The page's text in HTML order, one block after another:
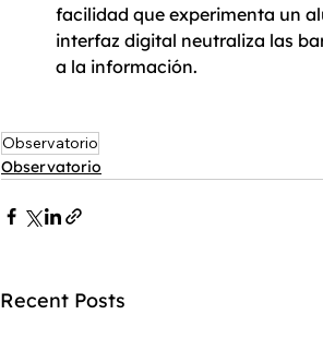
facilidad que experimenta un
interfaz digital neutraliza las
a la información.
Observatorio
Observatorio
Recent Posts